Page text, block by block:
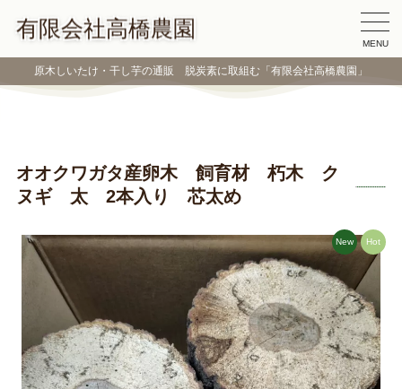
MENU
有限会社高橋農園
原木しいたけ・干し芋の通販 脱炭素に取組む「有限会社高橋農園」
オオクワガタ産卵木 飼育材 朽木 ク
ヌギ 太 2本入り 芯太め
New Hot